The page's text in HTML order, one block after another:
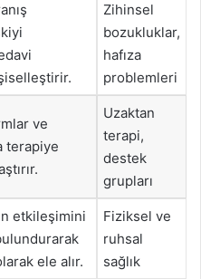
Zihinsel
bozukluklar,
hafıza
problemleri
ve
terapiye
Uzaktan
terapi,
destek
grupları
etkileşimini
ele alır.
Fiziksel ve
ruhsal
sağlık